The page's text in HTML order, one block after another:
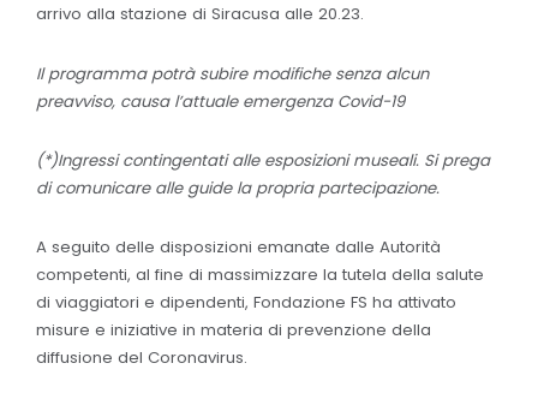
arrivo alla stazione di Siracusa alle 20.23.
Il programma potrà subire modifiche senza alcun
preavviso, causa l’attuale emergenza Covid-19
(*)Ingressi contingentati alle esposizioni museali. Si prega
di comunicare alle guide la propria partecipazione.
A seguito delle disposizioni emanate dalle Autorità
competenti, al fine di massimizzare la tutela della salute
di viaggiatori e dipendenti, Fondazione FS ha attivato
misure e iniziative in materia di prevenzione della
diffusione del Coronavirus.